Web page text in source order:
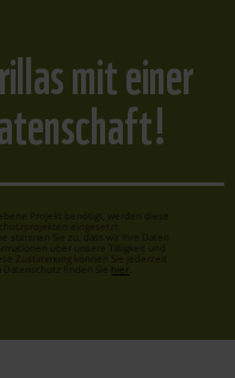
mit einer
hier